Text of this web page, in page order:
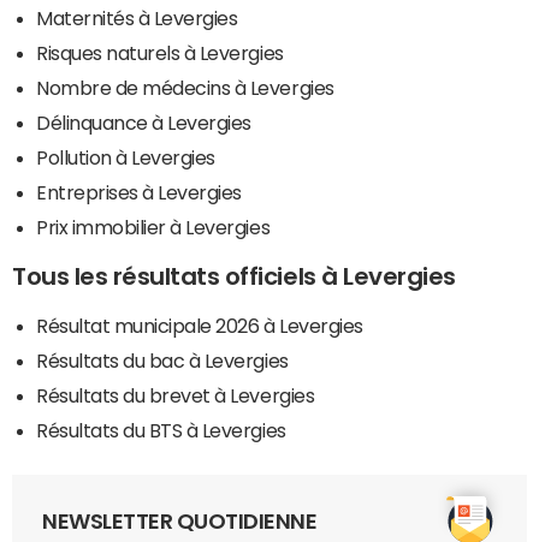
Maternités à Levergies
Risques naturels à Levergies
Nombre de médecins à Levergies
Délinquance à Levergies
Pollution à Levergies
Entreprises à Levergies
Prix immobilier à Levergies
Tous les résultats officiels à Levergies
Résultat municipale 2026 à Levergies
Résultats du bac à Levergies
Résultats du brevet à Levergies
Résultats du BTS à Levergies
NEWSLETTER QUOTIDIENNE